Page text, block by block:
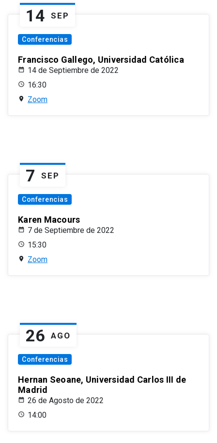
14 SEP
Conferencias
Francisco Gallego, Universidad Católica
14 de Septiembre de 2022
16:30
Zoom
7 SEP
Conferencias
Karen Macours
7 de Septiembre de 2022
15:30
Zoom
26 AGO
Conferencias
Hernan Seoane, Universidad Carlos III de
Madrid
26 de Agosto de 2022
14:00